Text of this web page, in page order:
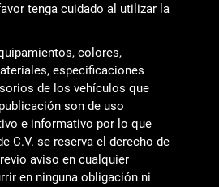
tenga cuidado al utilizar la
colores,
especificaciones
de los vehículos que
son de uso
e informativo por lo que
C.V. se reserva el derecho de
aviso en cualquier
en ninguna obligación ni